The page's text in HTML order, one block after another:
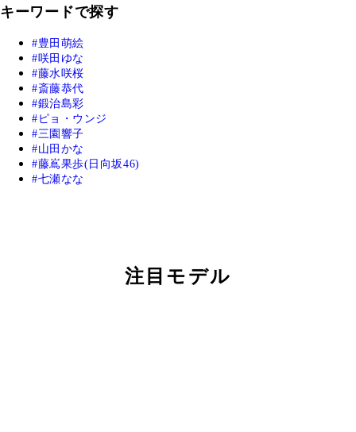
キーワードで探す
豊田萌絵
咲田ゆな
藤水咲桜
斎藤恭代
鍛治島彩
ピョ・ウンジ
三園響子
山田かな
藤嶌果歩(日向坂46)
七瀬なな
注目モデル